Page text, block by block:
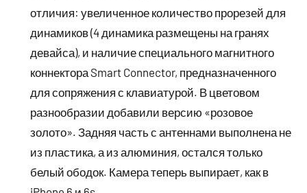
отличия: увеличенное количество прорезей для
динамиков (4 динамика размещены на гранях
девайса), и наличие специального магнитного
коннектора Smart Connector, предназначенного
для сопряжения с клавиатурой. В цветовом
разнообразии добавили версию «розовое
золото». Задняя часть с антеннами выполнена не
из пластика, а из алюминия, остался только
белый ободок. Камера теперь выпирает, как в